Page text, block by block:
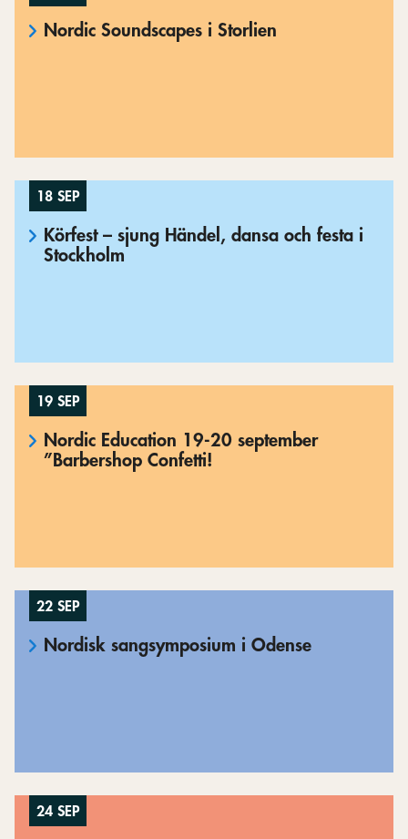
Nordic Soundscapes i Storlien
18 SEP
Körfest – sjung Händel, dansa och festa i
Stockholm
19 SEP
Nordic Education 19-20 september
”Barbershop Confetti!
22 SEP
Nordisk sangsymposium i Odense
24 SEP